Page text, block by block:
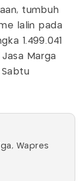
tumbuh
lalin pada
1.499.041
Marga
Sabtu
Wapres